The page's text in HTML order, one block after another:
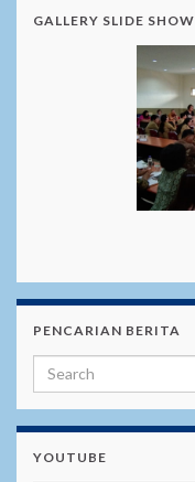
GALLERY SLIDE SHOW
PENCARIAN BERITA
YOUTUBE